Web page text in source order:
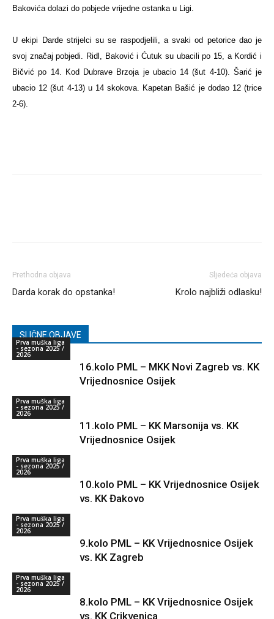
Bakovića dolazi do pobjede vrijedne ostanka u Ligi.
U ekipi Darde strijelci su se raspodjelili, a svaki od petorice dao je
svoj značaj pobjedi. Ridl, Baković i Ćutuk su ubacili po 15, a Kordić i
Bičvić po 14. Kod Dubrave Brzoja je ubacio 14 (šut 4-10). Šarić je
ubacio 12 (šut 4-13) u 14 skokova. Kapetan Bašić je dodao 12 (trice
2-6).
Prethodna objava
Darda korak do opstanka!
Sljedeća objava
Krolo najbliži odlasku!
SLIČNE OBJAVE
Prva muška liga
- sezona 2025 /
2026
16.kolo PML – MKK Novi Zagreb vs. KK
Vrijednosnice Osijek
Prva muška liga
- sezona 2025 /
2026
11.kolo PML – KK Marsonija vs. KK
Vrijednosnice Osijek
Prva muška liga
- sezona 2025 /
2026
10.kolo PML – KK Vrijednosnice Osijek
vs. KK Đakovo
Prva muška liga
- sezona 2025 /
2026
9.kolo PML – KK Vrijednosnice Osijek
vs. KK Zagreb
Prva muška liga
- sezona 2025 /
2026
8.kolo PML – KK Vrijednosnice Osijek
vs. KK Crikvenica